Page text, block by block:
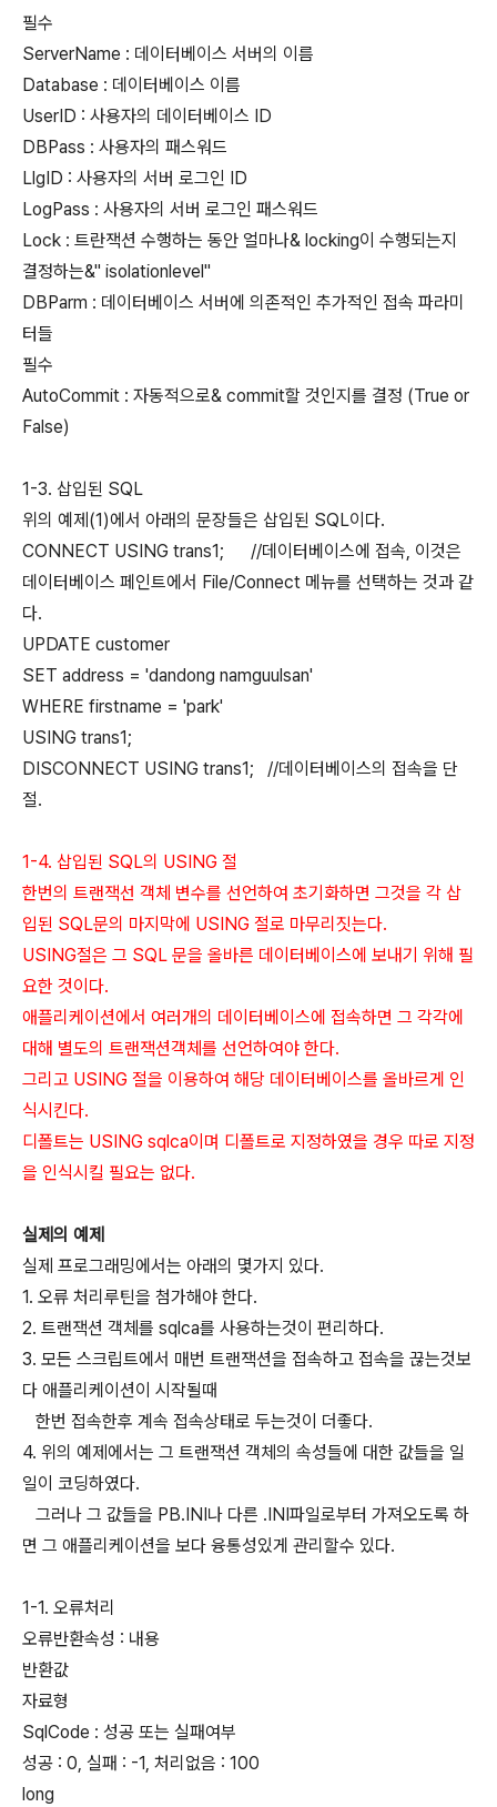
필수
ServerName : 데이터베이스 서버의 이름
Database : 데이터베이스 이름
UserID : 사용자의 데이터베이스 ID
DBPass : 사용자의 패스워드
LlgID : 사용자의 서버 로그인 ID
LogPass : 사용자의 서버 로그인 패스워드
Lock : 트란잭션 수행하는 동안 얼마나& locking이 수행되는지
결정하는&" isolationlevel"
DBParm : 데이터베이스 서버에 의존적인 추가적인 접속 파라미
터들
필수
AutoCommit : 자동적으로& commit할 것인지를 결정 (True or
False)
1-3. 삽입된 SQL
위의 예제(1)에서 아래의 문장들은 삽입된 SQL이다.
CONNECT USING trans1; //데이터베이스에 접속, 이것은
데이터베이스 페인트에서 File/Connect 메뉴를 선택하는 것과 같
다.
UPDATE customer
SET address = 'dandong namguulsan'
WHERE firstname = 'park'
USING trans1;
DISCONNECT USING trans1; //데이터베이스의 접속을 단
절.
1-4. 삽입된 SQL의 USING 절
한번의 트랜잭선 객체 변수를 선언하여 초기화하면 그것을 각 삽
입된 SQL문의 마지막에 USING 절로 마무리짓는다.
USING절은 그 SQL 문을 올바른 데이터베이스에 보내기 위해 필
요한 것이다.
애플리케이션에서 여러개의 데이터베이스에 접속하면 그 각각에
대해 별도의 트랜잭션객체를 선언하여야 한다.
그리고 USING 절을 이용하여 해당 데이터베이스를 올바르게 인
식시킨다.
디폴트는 USING sqlca이며 디폴트로 지정하였을 경우 따로 지정
을 인식시킬 필요는 없다.
실제의 예제
실제 프로그래밍에서는 아래의 몇가지 있다.
1. 오류 처리루틴을 첨가해야 한다.
2. 트랜잭션 객체를 sqlca를 사용하는것이 편리하다.
3. 모든 스크립트에서 매번 트랜잭션을 접속하고 접속을 끊는것보
다 애플리케이션이 시작될때
한번 접속한후 계속 접속상태로 두는것이 더좋다.
4. 위의 예제에서는 그 트랜잭션 객체의 속성들에 대한 값들을 일
일이 코딩하였다.
그러나 그 값들을 PB.INI나 다른 .INI파일로부터 가져오도록 하
면 그 애플리케이션을 보다 융통성있게 관리할수 있다.
1-1. 오류처리
오류반환속성 : 내용
반환값
자료형
SqlCode : 성공 또는 실패여부
성공 : 0, 실패 : -1, 처리없음 : 100
long